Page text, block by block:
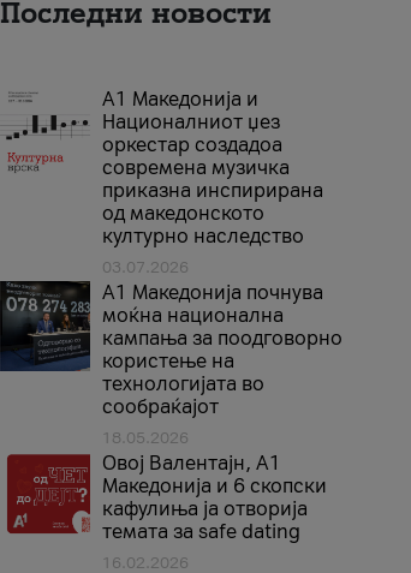
Последни новости
А1 Македонија и
Националниот џез
оркестар создадоа
современа музичка
приказна инспирирана
од македонското
културно наследство
03.07.2026
A1 Македонија почнува
моќна национална
кампања за поодговорно
користење на
технологијата во
сообраќајот
18.05.2026
Овој Валентајн, A1
Македонија и 6 скопски
кафулиња ја отворија
темата за safe dating
16.02.2026